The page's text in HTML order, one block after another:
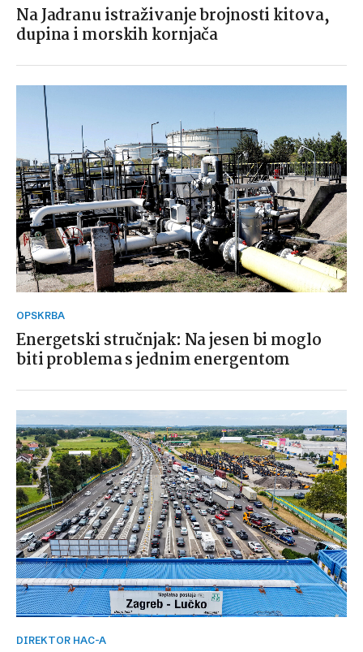
Na Jadranu istraživanje brojnosti kitova,
dupina i morskih kornjača
OPSKRBA
Energetski stručnjak: Na jesen bi moglo
biti problema s jednim energentom
DIREKTOR HAC-A